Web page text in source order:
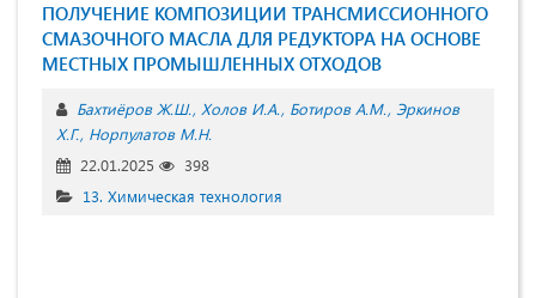
ПОЛУЧЕНИЕ КОМПОЗИЦИИ ТРАНСМИССИОННОГО
СМАЗОЧНОГО МАСЛА ДЛЯ РЕДУКТОРА НА ОСНОВЕ
МЕСТНЫХ ПРОМЫШЛЕННЫХ ОТХОДОВ
Бахтиёров Ж.Ш. Холов И.А. Ботиров А.М. Эркинов
Х.Г. Норпулатов М.Н.
22.01.2025
398
13. Химическая технология